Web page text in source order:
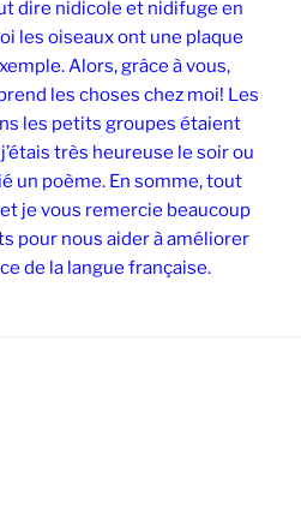
dire nidicole et nidifuge en
les oiseaux ont une plaque
Alors, grâce à vous,
les choses chez moi! Les
les petits groupes étaient
très heureuse le soir ou
un poème. En somme, tout
je vous remercie beaucoup
pour nous aider à améliorer
de la langue française.